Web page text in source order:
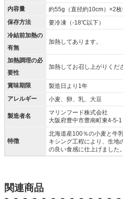
内容量
約55g（直径約10cm）×2
保存方法
要冷凍（-18℃以下）
冷結前加熱の
有無
加熱してあります。
加熱調理の必
要性
加熱してお召し上がりくだ
賞味期限
製造日より1年
アレルギー
小麦、卵、乳、大豆
製造者名
マリンフード株式会社
大阪府豊中市豊南町東4-5-1
特徴
北海道産100％の小麦と牛
キシング工程により、生地
の良い食感に仕上げました。
関連商品